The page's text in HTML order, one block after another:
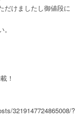
だけましたし御値段に
！
3219147724865008/?